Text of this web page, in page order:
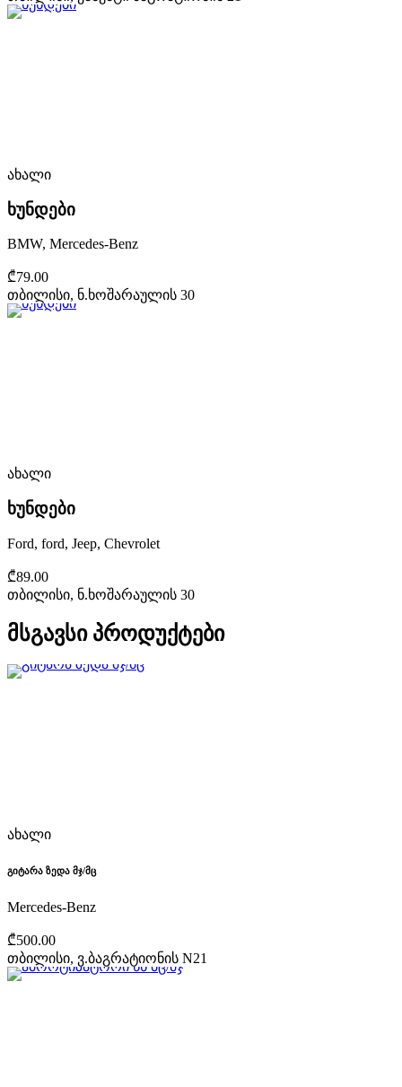
ახალი
ხუნდები
BMW, Mercedes-Benz
₾79.00
თბილისი, ნ.ხოშარაულის 30
ახალი
ხუნდები
Ford, ford, Jeep, Chevrolet
₾89.00
თბილისი, ნ.ხოშარაულის 30
მსგავსი პროდუქტები
ახალი
გიტარა ზედა მჯ/მც
Mercedes-Benz
₾500.00
თბილისი, ვ.ბაგრატიონის N21